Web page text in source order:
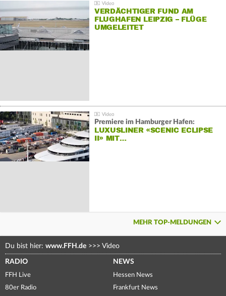
VERDÄCHTIGER FUND AM
FLUGHAFEN LEIPZIG – FLÜGE
UMGELEITET
Premiere im Hamburger Hafen:
LUXUSLINER «SCENIC ECLIPSE
II» MIT…
MEHR TOP-MELDUNGEN
Du bist hier: www.FFH.de >>> Video
RADIO
FFH Live
80er Radio
NEWS
Hessen News
Frankfurt News